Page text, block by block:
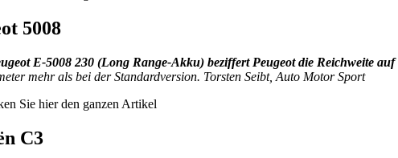
5008
E-5008 230 (Long Range-Akku) beziffert Peugeot die Reichweite
mehr als bei der Standardversion. Torsten Seibt, Auto Motor Sport
Sie hierden ganzen Artikel
C3